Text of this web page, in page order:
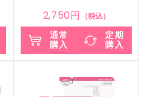
2,750円 （税込）
通常
購入
定期
購入